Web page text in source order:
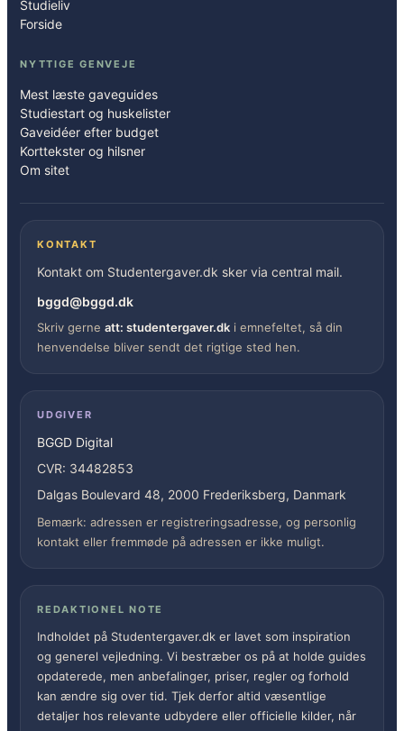
Studieliv
Forside
NYTTIGE GENVEJE
Mest læste gaveguides
Studiestart og huskelister
Gaveidéer efter budget
Korttekster og hilsner
Om sitet
KONTAKT
Kontakt om Studentergaver.dk sker via central mail.
bggd@bggd.dk
Skriv gerne att: studentergaver.dk i emnefeltet, så din
henvendelse bliver sendt det rigtige sted hen.
UDGIVER
BGGD Digital
CVR: 34482853
Dalgas Boulevard 48, 2000 Frederiksberg, Danmark
Bemærk: adressen er registreringsadresse, og personlig
kontakt eller fremmøde på adressen er ikke muligt.
REDAKTIONEL NOTE
Indholdet på Studentergaver.dk er lavet som inspiration
og generel vejledning. Vi bestræber os på at holde guides
opdaterede, men anbefalinger, priser, regler og forhold
kan ændre sig over tid. Tjek derfor altid væsentlige
detaljer hos relevante udbydere eller officielle kilder, når